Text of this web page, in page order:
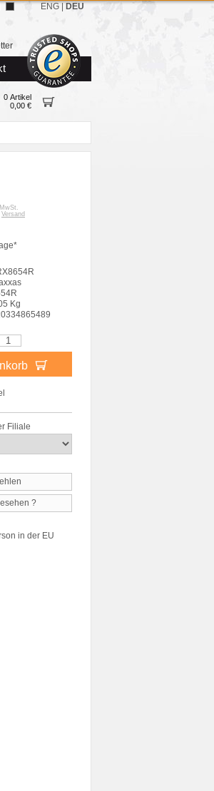
0 Artikel
0,00 €
ENG DEU
Versand
Kg
Filiale
?
in der EU